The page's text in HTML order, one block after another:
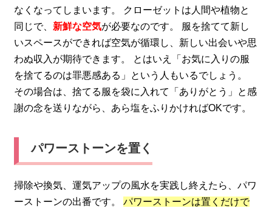
なくなってしまいます。 クローゼットは人間や植物と
同じで、 新鮮な空気が必要なのです。 服を捨てて新し
いスペースができれば空気が循環し、新しい出会いや思
わぬ収入が期待できます。 とはいえ「お気に入りの服
を捨てるのは罪悪感ある」という人もいるでしょう。
その場合は、捨てる服を袋に入れて「ありがとう」と感
謝の念を送りながら、あら塩をふりかければOKです。
パワーストーンを置く
掃除や換気、運気アップの風水を実践し終えたら、パワ
ーストーンの出番です。パワーストーンは置くだけで